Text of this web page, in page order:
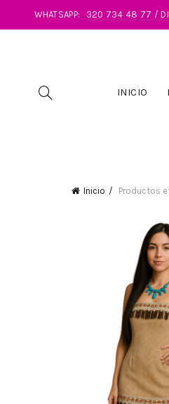
WHATSAPP: 320 734 48 77 /
INICIO
Inicio Productos